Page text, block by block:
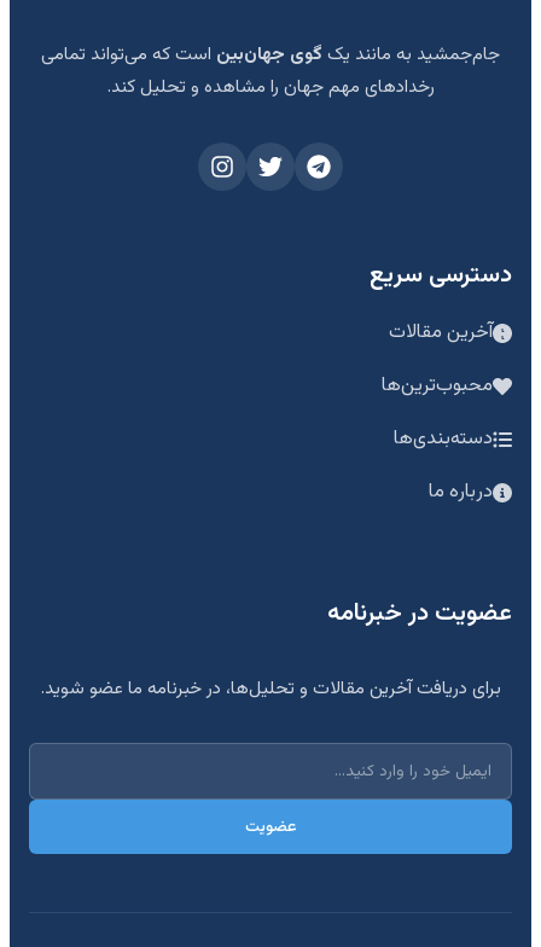
جام‌جمشید به مانند یک گوی جهان‌بین است که می‌تواند تمامی
رخدادهای مهم جهان را مشاهده و تحلیل کند.
دسترسی سریع
آخرین مقالات
محبوب‌ترین‌ها
دسته‌بندی‌ها
درباره ما
عضویت در خبرنامه
برای دریافت آخرین مقالات و تحلیل‌ها، در خبرنامه ما عضو شوید.
عضویت